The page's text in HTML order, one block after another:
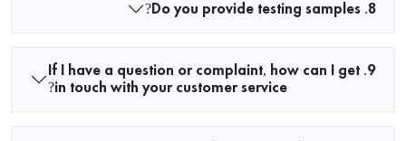
8. Do you provide testing samples?
9. If I have a question or complaint, how can I get
in touch with your customer service?